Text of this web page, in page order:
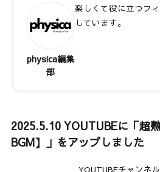
physica編集
部
楽しくて役に立つフ
しています。
2025.5.10 YOUTUBEに「超
BGM】」をアップしました
YOUTUBEチャンネ